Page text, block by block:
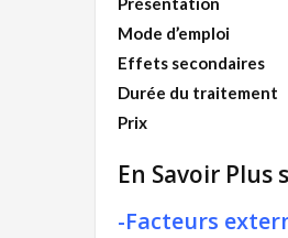
Mode d’emploi
Effets secondaires
Durée du traitement
Prix
En Savoir
-Facteurs